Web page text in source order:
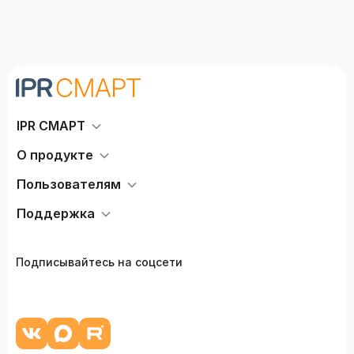
IPR СМАРТ
О продукте
Пользователям
Поддержка
Подписывайтесь на соцсети